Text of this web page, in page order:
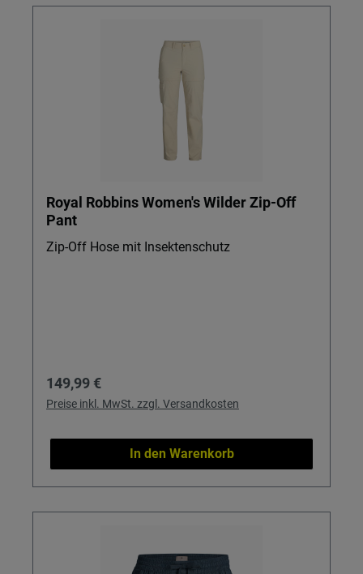
Royal Robbins Women's Wilder Zip-Off
Pant
Zip-Off Hose mit Insektenschutz
Regulärer Preis:
149,99 €
Preise inkl. MwSt. zzgl. Versandkosten
In den Warenkorb